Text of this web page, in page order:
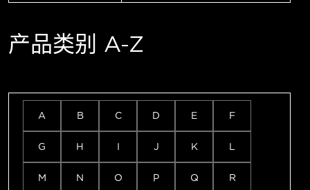
产品类别 A-Z
A B C D E F
G H I J K L
M N O P Q R